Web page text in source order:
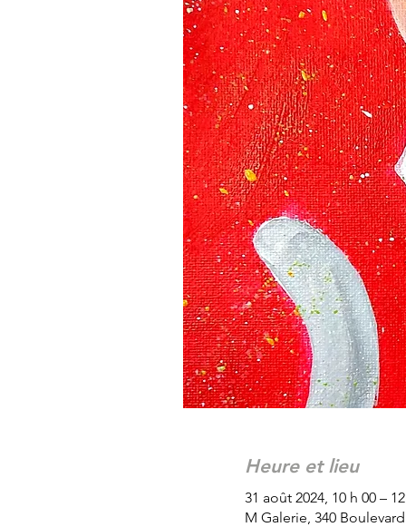
Heure et lieu
31 août 2024, 10 h 00 –
M Galerie, 340